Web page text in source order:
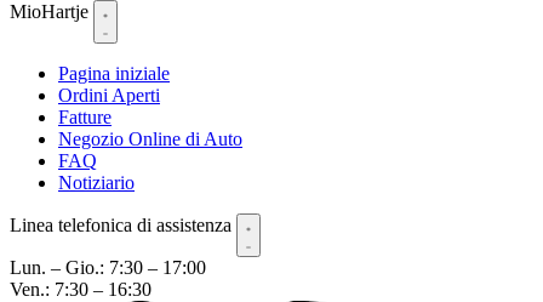
MioHartje
Pagina iniziale
Ordini Aperti
Fatture
Negozio Online di Auto
FAQ
Notiziario
Linea telefonica di assistenza
Lun. – Gio.: 7:30 – 17:00
Ven.: 7:30 – 16:30